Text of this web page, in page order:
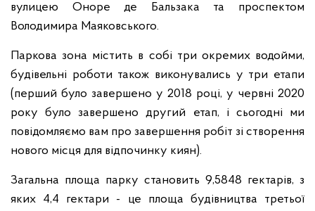
вулицею Оноре де Бальзака та проспектом
Володимира Маяковського.
Паркова зона містить в собі три окремих водойми,
будівельні роботи також виконувались у три етапи
(перший було завершено у 2018 році, у червні 2020
року було завершено другий етап, і сьогодні ми
повідомляємо вам про завершення робіт зі створення
нового місця для відпочинку киян).
Загальна площа парку становить 9,5848 гектарів, з
яких 4,4 гектари - це площа будівництва третьої